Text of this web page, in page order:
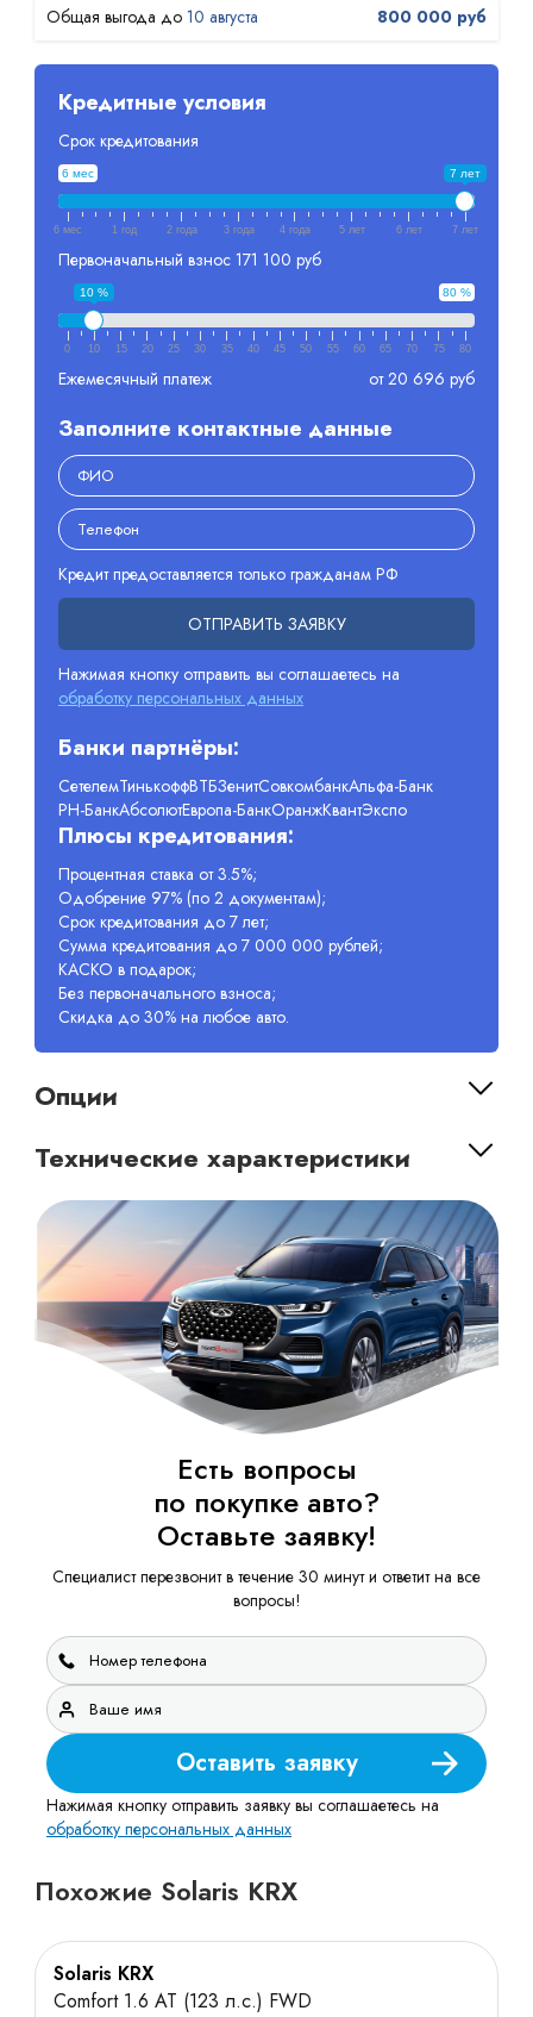
10 августа 800 000 руб
Кредитные условия
Срок кредитования
6 мес 7 лет
6 мес 1 год 2 года 3 года 4 года 5 лет 6 лет 7 лет
Первоначальный взнос 171 100 руб
80 %
10 %
0 10 15 20 25 30 35 40 45 50 55 60 65 70 75 80
Ежемесячный платеж от 20 696 руб
Заполните контактные данные
Кредит предоставляется только гражданам РФ
ОТПРАВИТЬ ЗАЯВКУ
Нажимая кнопку отправить вы соглашаетесь на
обработку персональных данных
Банки партнёры:
СетелемТинькоффВТБЗенитСовкомбанкАльфа-Банк
РН-БанкАбсолютЕвропа-БанкОранжКвантЭкспо
Плюсы кредитования:
Процентная ставка от 3.5%;
Одобрение 97% (по 2 документам);
Срок кредитования до 7 лет;
Сумма кредитования до 7 000 000 рублей;
КАСКО в подарок;
Без первоначального взноса;
Скидка до 30% на любое авто.
Опции
Технические характеристики
Есть вопросы
по покупке авто?
Оставьте заявку!
Специалист перезвонит в течение 30 минут и ответит на все
вопросы!
Оставить заявку
Нажимая кнопку отправить заявку вы соглашаетесь на
обработку персональных данных
Похожие Solaris KRX
Solaris KRX
Comfort 1.6 AT (123 л.с.) FWD